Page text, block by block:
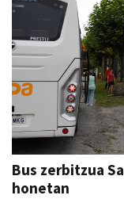
Bus zerbitzua
honetan